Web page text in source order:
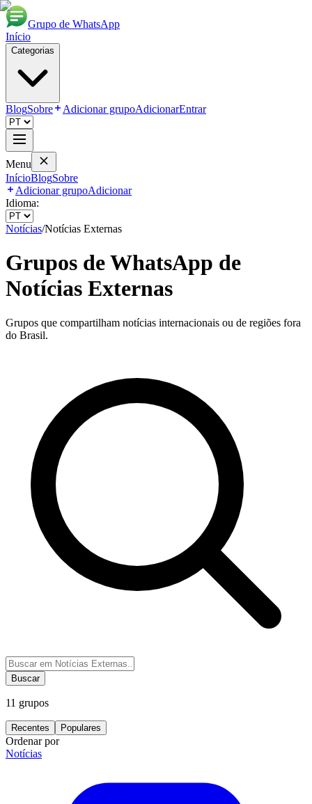
Grupo de WhatsApp
Início
Categorias
BlogSobre Adicionar grupoAdicionarEntrar
Menu
InícioBlogSobre
Adicionar grupoAdicionar
Idioma:
Notícias/Notícias Externas
Grupos de WhatsApp de
Notícias Externas
Grupos que compartilham notícias internacionais ou de regiões fora
do Brasil.
Buscar
11 grupos
Recentes Populares
Ordenar por
Notícias